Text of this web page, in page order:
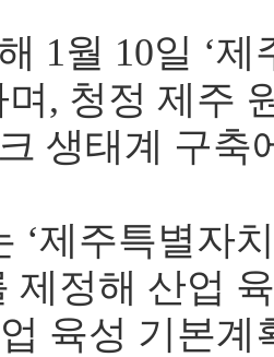
1월 10일 ‘제
, 청정 제주
생태계 구축
‘제주특별자
제정해 산업
육성 기본계